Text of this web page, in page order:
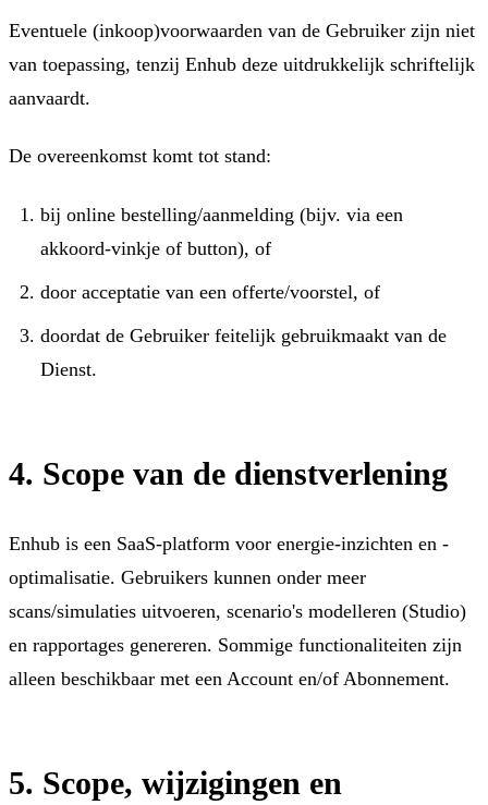
Eventuele (inkoop)voorwaarden van de Gebruiker zijn niet
van toepassing, tenzij Enhub deze uitdrukkelijk schriftelijk
aanvaardt.
De overeenkomst komt tot stand:
bij online bestelling/aanmelding (bijv. via een
akkoord-vinkje of button), of
door acceptatie van een offerte/voorstel, of
doordat de Gebruiker feitelijk gebruikmaakt van de
Dienst.
4. Scope van de dienstverlening
Enhub is een SaaS-platform voor energie-inzichten en -
optimalisatie. Gebruikers kunnen onder meer
scans/simulaties uitvoeren, scenario's modelleren (Studio)
en rapportages genereren. Sommige functionaliteiten zijn
alleen beschikbaar met een Account en/of Abonnement.
5. Scope, wijzigingen en